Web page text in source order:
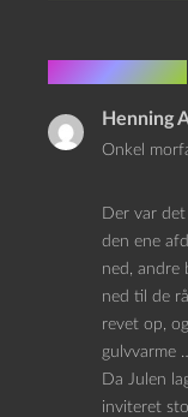
1 kommentar
Henning
Onkel
Der var
den ene
ned, andre
ned til de
revet op,
gulvvarme
Da Julen
inviteret